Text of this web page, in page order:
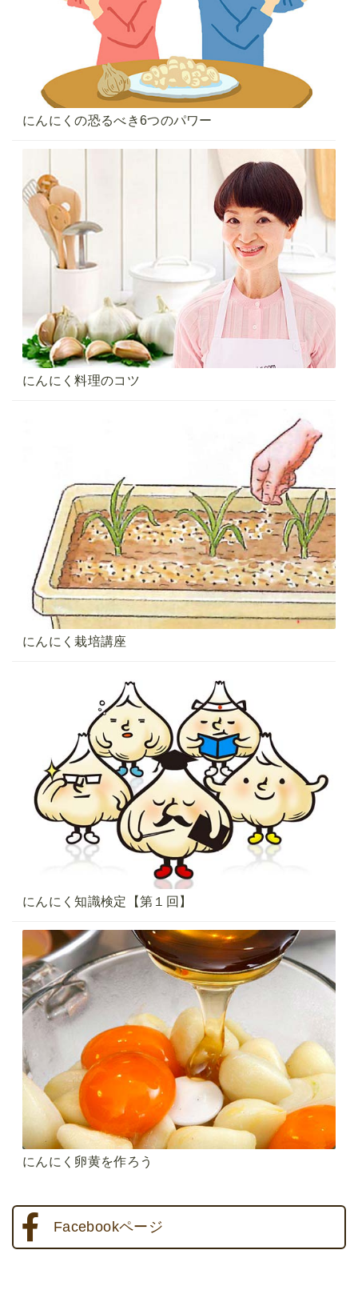
にんにくの恐るべき6つのパワー
にんにく料理のコツ
にんにく栽培講座
にんにく知識検定【第１回】
にんにく卵黄を作ろう
Facebookページ